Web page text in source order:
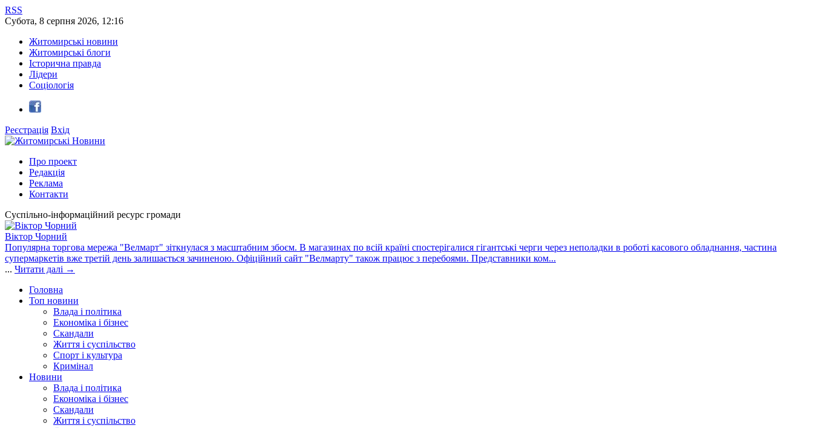
RSS
Субота, 8 серпня 2026, 12:16
Житомирські новини
Житомирські блоги
Історична правда
Лідери
Соціологія
Реєстрація Вхід
Про проект
Редакція
Реклама
Контакти
Суспільно-інформаційний ресурс громади
Віктор Чорний
Популярна торгова мережа "Велмарт" зіткнулася з масштабним збоєм. В магазинах по всій країні спостерігалися гігантські черги через неполадки в роботі касового обладнання, частина
супермаркетів вже третій день залишається зачиненою. Офіційний сайт "Велмарту" також працює з перебоями. Представники ком...
... Читати далі →
Головна
Топ новини
Влада і політика
Економіка і бізнес
Скандали
Життя і суспільство
Спорт і культура
Кримінал
Новини
Влада і політика
Економіка і бізнес
Скандали
Життя і суспільство